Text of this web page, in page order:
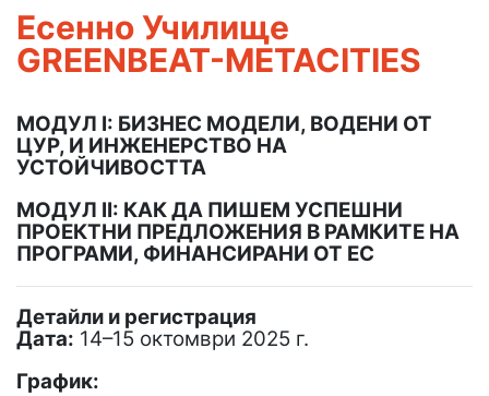
Eсенно Училище
GREENBEAT-METACITIES
МОДУЛ I: БИЗНЕС МОДЕЛИ, ВОДЕНИ ОТ
ЦУР, И ИНЖЕНЕРСТВО НА
УСТОЙЧИВОСТТА
МОДУЛ II: КАК ДА ПИШЕМ УСПЕШНИ
ПРОЕКТНИ ПРЕДЛОЖЕНИЯ В РАМКИТЕ НА
ПРОГРАМИ, ФИНАНСИРАНИ ОТ ЕС
Детайли и регистрация
Дата: 14–15 октомври 2025 г.
График: